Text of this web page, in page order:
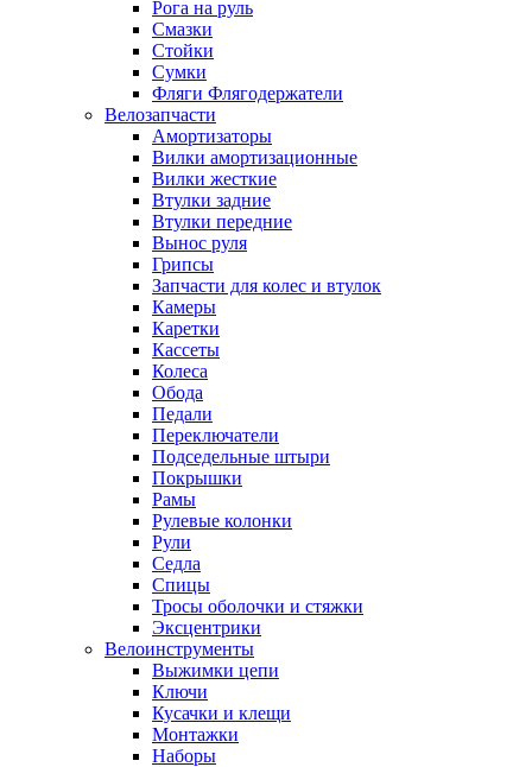
Рога на руль
Смазки
Стойки
Сумки
Фляги Флягодержатели
Велозапчасти
Амортизаторы
Вилки амортизационные
Вилки жесткие
Втулки задние
Втулки передние
Вынос руля
Грипсы
Запчасти для колес и втулок
Камеры
Каретки
Кассеты
Колеса
Обода
Педали
Переключатели
Подседельные штыри
Покрышки
Рамы
Рулевые колонки
Рули
Седла
Спицы
Тросы оболочки и стяжки
Эксцентрики
Велоинструменты
Выжимки цепи
Ключи
Кусачки и клещи
Монтажки
Наборы